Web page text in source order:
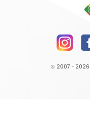
© 2007 - 2026